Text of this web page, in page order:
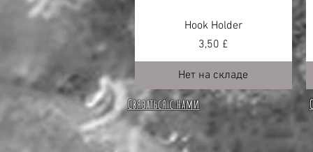
Hook Holder
Цена
3,50 £
Нет на складе
Связаться с нами